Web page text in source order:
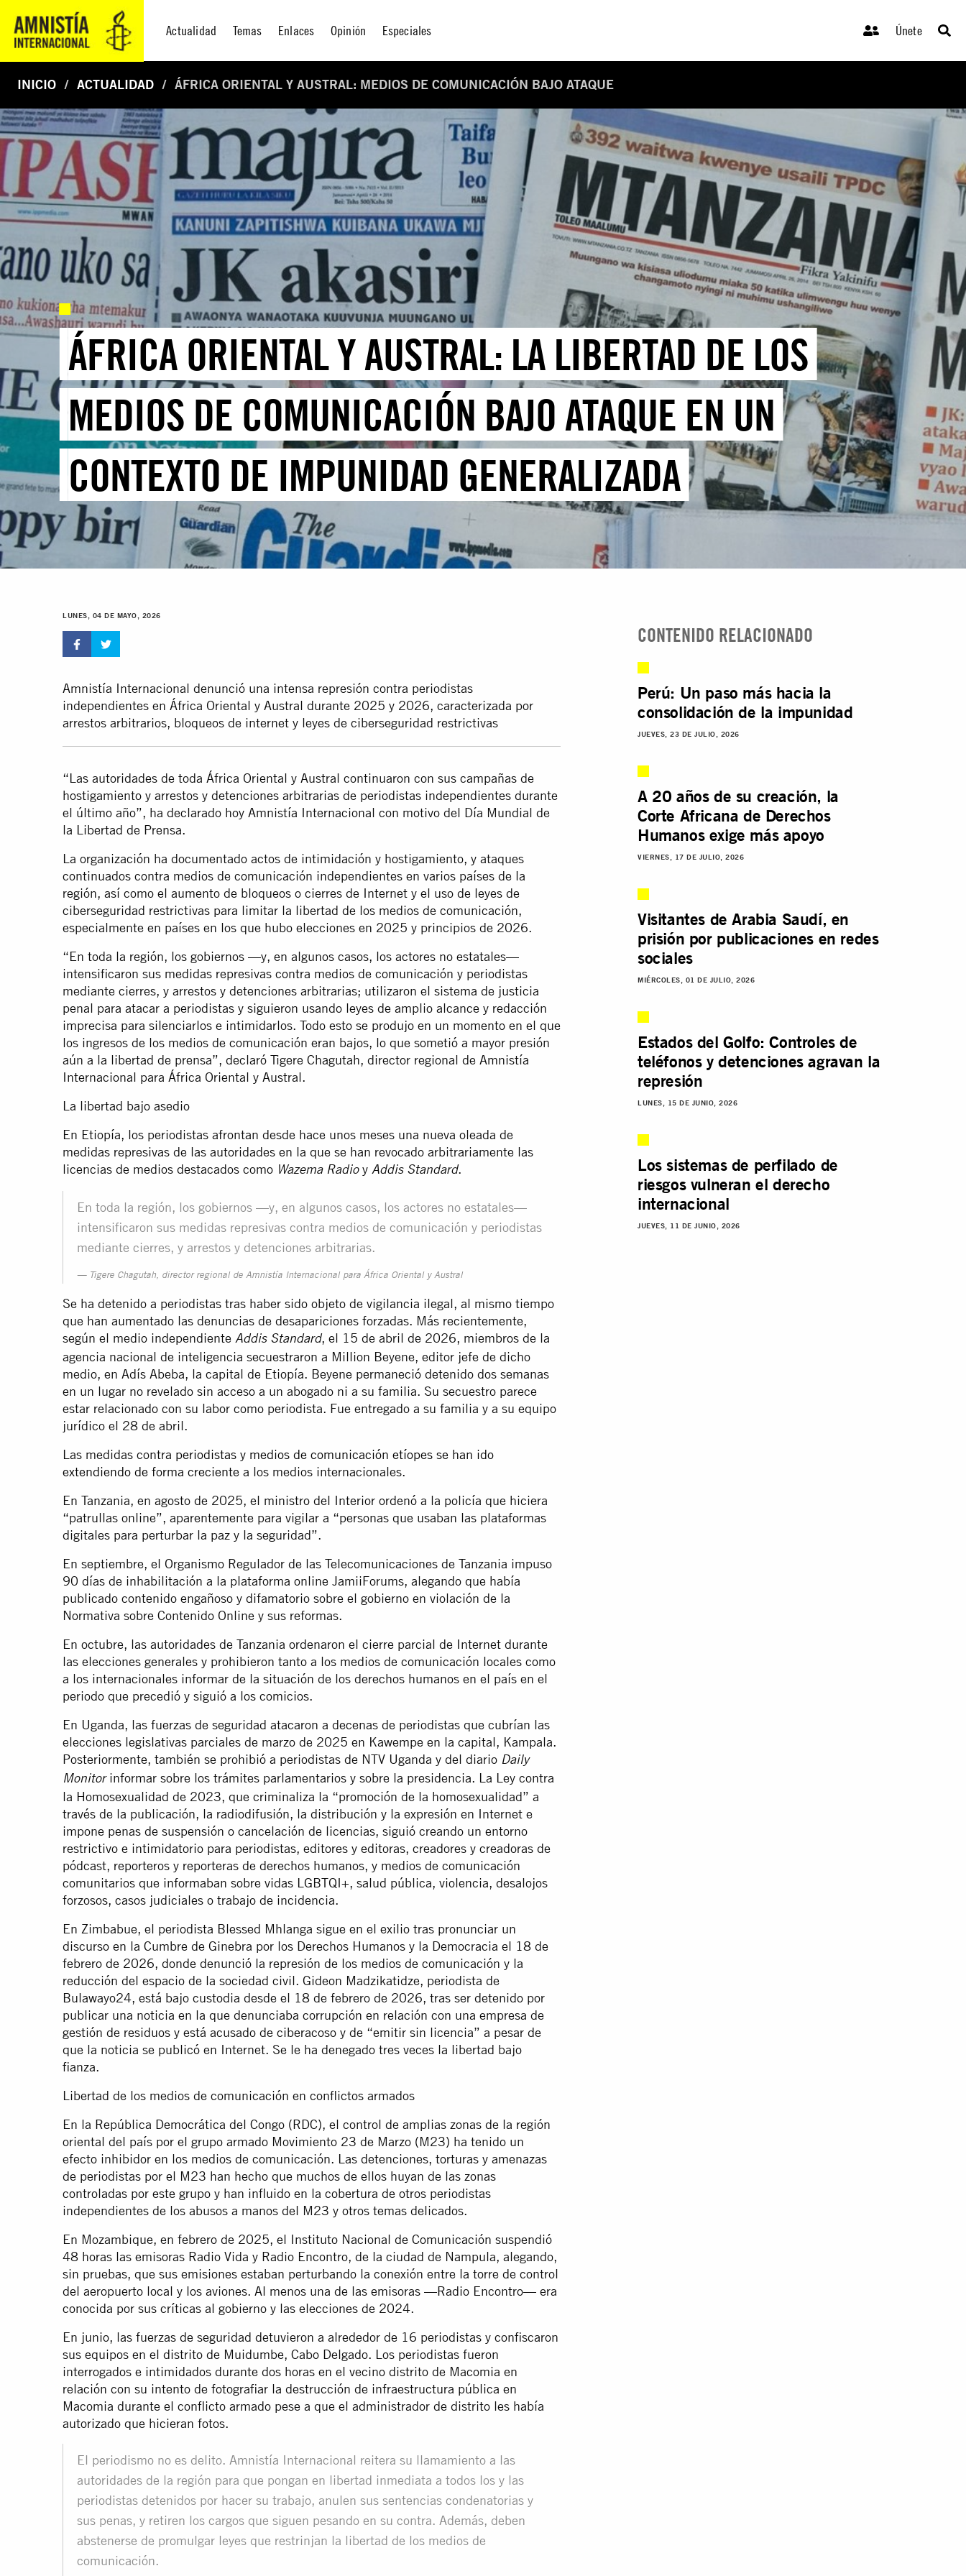
Actualidad Temas Enlaces Opinión Especiales Únete
INICIO ACTUALIDAD ÁFRICA ORIENTAL Y AUSTRAL: MEDIOS DE COMUNICACIÓN BAJO ATAQUE
ÁFRICA ORIENTAL Y AUSTRAL: LA LIBERTAD DE LOS
MEDIOS DE COMUNICACIÓN BAJO ATAQUE EN UN
CONTEXTO DE IMPUNIDAD GENERALIZADA
LUNES, 04 DE MAYO, 2026
Amnistía Internacional denunció una intensa represión contra periodistas
independientes en África Oriental y Austral durante 2025 y 2026, caracterizada por
arrestos arbitrarios, bloqueos de internet y leyes de ciberseguridad restrictivas
“Las autoridades de toda África Oriental y Austral continuaron con sus campañas de
hostigamiento y arrestos y detenciones arbitrarias de periodistas independientes durante
el último año”, ha declarado hoy Amnistía Internacional con motivo del Día Mundial de
la Libertad de Prensa.
La organización ha documentado actos de intimidación y hostigamiento, y ataques
continuados contra medios de comunicación independientes en varios países de la
región, así como el aumento de bloqueos o cierres de Internet y el uso de leyes de
ciberseguridad restrictivas para limitar la libertad de los medios de comunicación,
especialmente en países en los que hubo elecciones en 2025 y principios de 2026.
“En toda la región, los gobiernos —y, en algunos casos, los actores no estatales—
intensificaron sus medidas represivas contra medios de comunicación y periodistas
mediante cierres, y arrestos y detenciones arbitrarias; utilizaron el sistema de justicia
penal para atacar a periodistas y siguieron usando leyes de amplio alcance y redacción
imprecisa para silenciarlos e intimidarlos. Todo esto se produjo en un momento en el que
los ingresos de los medios de comunicación eran bajos, lo que sometió a mayor presión
aún a la libertad de prensa”, declaró Tigere Chagutah, director regional de Amnistía
Internacional para África Oriental y Austral.
La libertad bajo asedio
En Etiopía, los periodistas afrontan desde hace unos meses una nueva oleada de
medidas represivas de las autoridades en la que se han revocado arbitrariamente las
licencias de medios destacados como Wazema Radioy Addis Standard.
En toda la región, los gobiernos —y, en algunos casos, los actores no estatales—
intensificaron sus medidas represivas contra medios de comunicación y periodistas
mediante cierres, y arrestos y detenciones arbitrarias.
Tigere Chagutah, director regional de Amnistía Internacional para África Oriental y Austral
Se ha detenido a periodistas tras haber sido objeto de vigilancia ilegal, al mismo tiempo
que han aumentado las denuncias de desapariciones forzadas. Más recientemente,
según el medio independiente Addis Standard, el 15 de abril de 2026, miembros de la
agencia nacional de inteligencia secuestraron a Million Beyene, editor jefe de dicho
medio, en Adís Abeba, la capital de Etiopía. Beyene permaneció detenido dos semanas
en un lugar no revelado sin acceso a un abogado ni a su familia. Su secuestro parece
estar relacionado con su labor como periodista. Fue entregado a su familia y a su equipo
jurídico el 28 de abril.
Las medidas contra periodistas y medios de comunicación etíopes se han ido
extendiendo de forma creciente a los medios internacionales.
En Tanzania, en agosto de 2025, el ministro del Interior ordenó a la policía que hiciera
“patrullas online”, aparentemente para vigilar a “personas que usaban las plataformas
digitales para perturbar la paz y la seguridad”.
En septiembre, el Organismo Regulador de las Telecomunicaciones de Tanzania impuso
90 días de inhabilitación a la plataforma online JamiiForums, alegando que había
publicado contenido engañoso y difamatorio sobre el gobierno en violación de la
Normativa sobre Contenido Online y sus reformas.
En octubre, las autoridades de Tanzania ordenaron el cierre parcial de Internet durante
las elecciones generales y prohibieron tanto a los medios de comunicación locales como
a los internacionales informar de la situación de los derechos humanos en el país en el
periodo que precedió y siguió a los comicios.
En Uganda, las fuerzas de seguridad atacaron a decenas de periodistas que cubrían las
elecciones legislativas parciales de marzo de 2025 en Kawempe en la capital, Kampala.
Posteriormente, también se prohibió a periodistas de NTV Uganda y del diario Daily
Monitorinformar sobre los trámites parlamentarios y sobre la presidencia. La Ley contra
la Homosexualidad de 2023, que criminaliza la “promoción de la homosexualidad” a
través de la publicación, la radiodifusión, la distribución y la expresión en Internet e
impone penas de suspensión o cancelación de licencias, siguió creando un entorno
restrictivo e intimidatorio para periodistas, editores y editoras, creadores y creadoras de
pódcast, reporteros y reporteras de derechos humanos, y medios de comunicación
comunitarios que informaban sobre vidas LGBTQI+, salud pública, violencia, desalojos
forzosos, casos judiciales o trabajo de incidencia.
En Zimbabue, el periodista Blessed Mhlanga sigue en el exilio tras pronunciar un
discurso en la Cumbre de Ginebra por los Derechos Humanos y la Democracia el 18 de
febrero de 2026, donde denunció la represión de los medios de comunicación y la
reducción del espacio de la sociedad civil. Gideon Madzikatidze, periodista de
Bulawayo24, está bajo custodia desde el 18 de febrero de 2026, tras ser detenido por
publicar una noticia en la que denunciaba corrupción en relación con una empresa de
gestión de residuos y está acusado de ciberacoso y de “emitir sin licencia” a pesar de
que la noticia se publicó en Internet. Se le ha denegado tres veces la libertad bajo
fianza.
Libertad de los medios de comunicación en conflictos armados
En la República Democrática del Congo (RDC), el control de amplias zonas de la región
oriental del país por el grupo armado Movimiento 23 de Marzo (M23) ha tenido un
efecto inhibidor en los medios de comunicación. Las detenciones, torturas y amenazas
de periodistas por el M23 han hecho que muchos de ellos huyan de las zonas
controladas por este grupo y han influido en la cobertura de otros periodistas
independientes de los abusos a manos del M23 y otros temas delicados.
En Mozambique, en febrero de 2025, el Instituto Nacional de Comunicación suspendió
48 horas las emisoras Radio Vida y Radio Encontro, de la ciudad de Nampula, alegando,
sin pruebas, que sus emisiones estaban perturbando la conexión entre la torre de control
del aeropuerto local y los aviones. Al menos una de las emisoras —Radio Encontro— era
conocida por sus críticas al gobierno y las elecciones de 2024.
En junio, las fuerzas de seguridad detuvieron a alrededor de 16 periodistas y confiscaron
sus equipos en el distrito de Muidumbe, Cabo Delgado. Los periodistas fueron
interrogados e intimidados durante dos horas en el vecino distrito de Macomia en
relación con su intento de fotografiar la destrucción de infraestructura pública en
Macomia durante el conflicto armado pese a que el administrador de distrito les había
autorizado que hicieran fotos.
El periodismo no es delito. Amnistía Internacional reitera su llamamiento a las
autoridades de la región para que pongan en libertad inmediata a todos los y las
periodistas detenidos por hacer su trabajo, anulen sus sentencias condenatorias y
sus penas, y retiren los cargos que siguen pesando en su contra. Además, deben
abstenerse de promulgar leyes que restrinjan la libertad de los medios de
comunicación.
CONTENIDO RELACIONADO
Perú: Un paso más hacia la
consolidación de la impunidad
JUEVES, 23 DE JULIO, 2026
A 20 años de su creación, la
Corte Africana de Derechos
Humanos exige más apoyo
VIERNES, 17 DE JULIO, 2026
Visitantes de Arabia Saudí, en
prisión por publicaciones en redes
sociales
MIÉRCOLES, 01 DE JULIO, 2026
Estados del Golfo: Controles de
teléfonos y detenciones agravan la
represión
LUNES, 15 DE JUNIO, 2026
Los sistemas de perfilado de
riesgos vulneran el derecho
internacional
JUEVES, 11 DE JUNIO, 2026